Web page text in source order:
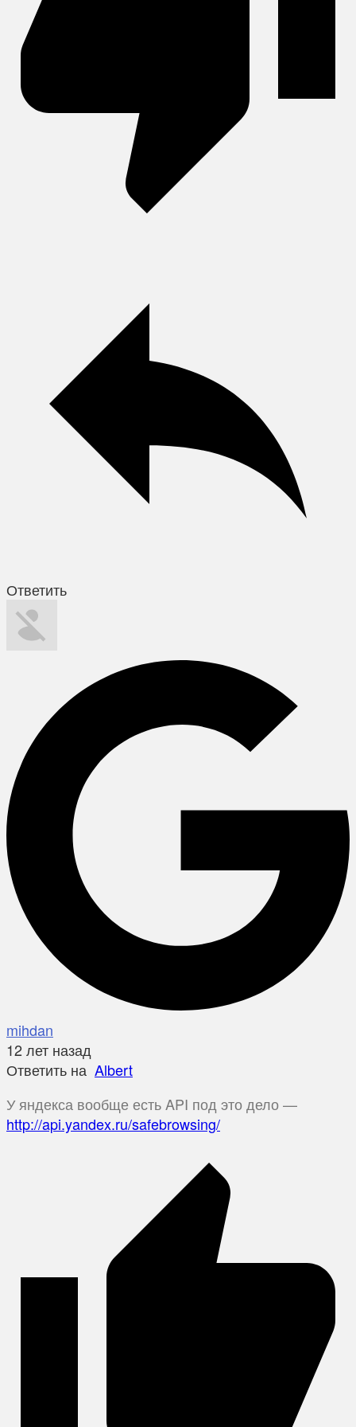
Ответить
mihdan
12 лет назад
Ответить на Albert
У яндекса вообще есть API под это дело —
http://api.yandex.ru/safebrowsing/